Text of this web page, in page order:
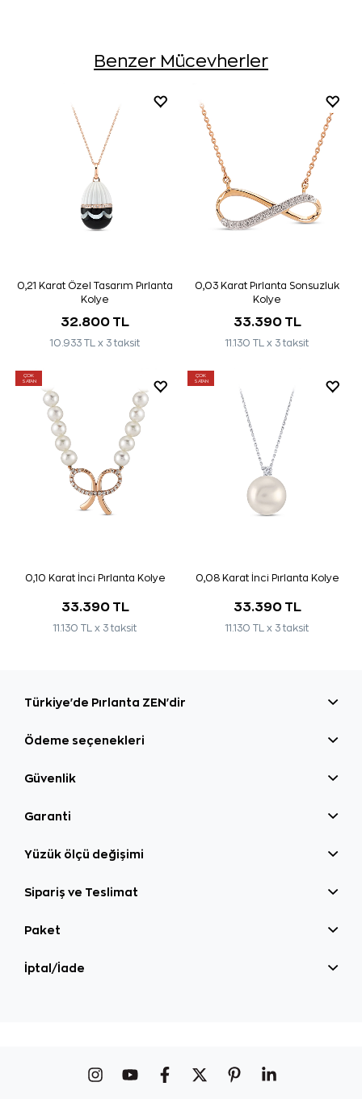
Benzer Mücevherler
0,21 Karat Özel Tasarım Pırlanta
Kolye
32.800 TL
10.933 TL x 3 taksit
0,03 Karat Pırlanta Sonsuzluk
Kolye
33.390 TL
11.130 TL x 3 taksit
ÇOK
SATAN
0,10 Karat İnci Pırlanta Kolye
33.390 TL
11.130 TL x 3 taksit
ÇOK
SATAN
0,08 Karat İnci Pırlanta Kolye
33.390 TL
11.130 TL x 3 taksit
Türkiye'de Pırlanta ZEN'dir
Ödeme seçenekleri
Güvenlik
Garanti
Yüzük ölçü değişimi
Sipariş ve Teslimat
Paket
İptal/İade